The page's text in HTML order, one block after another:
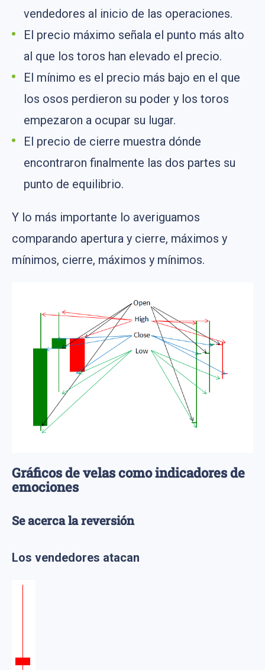
vendedores al inicio de las operaciones.
El precio máximo señala el punto más alto
al que los toros han elevado el precio.
El mínimo es el precio más bajo en el que
los osos perdieron su poder y los toros
empezaron a ocupar su lugar.
El precio de cierre muestra dónde
encontraron finalmente las dos partes su
punto de equilibrio.
Y lo más importante lo averiguamos
comparando apertura y cierre, máximos y
mínimos, cierre, máximos y mínimos.
Gráficos de velas como indicadores de
emociones
Se acerca la reversión
Los vendedores atacan